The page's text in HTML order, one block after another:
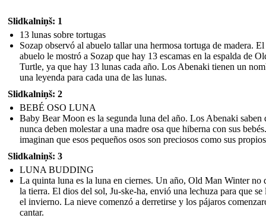
Slidkalniņš: 1
13 lunas sobre tortugas
Sozap observó al abuelo tallar una hermosa tortuga de madera. El
abuelo le mostró a Sozap que hay 13 escamas en la espalda de
Turtle, ya que hay 13 lunas cada año. Los Abenaki tienen un
una leyenda para cada una de las lunas.
Slidkalniņš: 2
BEBÉ OSO LUNA
Baby Bear Moon es la segunda luna del año. Los Abenaki saben
nunca deben molestar a una madre osa que hiberna con sus
imaginan que esos pequeños osos son preciosos como sus
Slidkalniņš: 3
LUNA BUDDING
La quinta luna es la luna en ciernes. Un año, Old Man Winter no
la tierra. El dios del sol, Ju-ske-ha, envió una lechuza para que se
el invierno. La nieve comenzó a derretirse y los pájaros
cantar.